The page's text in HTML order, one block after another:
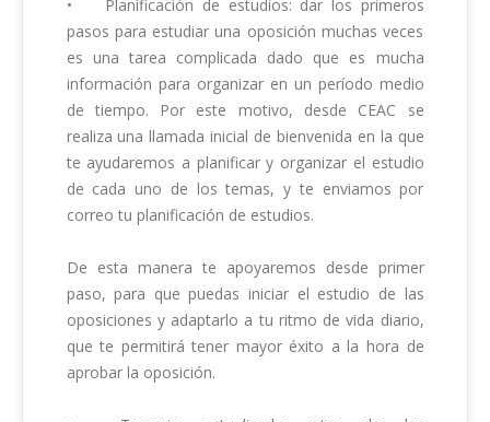
•	Planificación de estudios: dar los primeros
pasos para estudiar una oposición muchas veces
es una tarea complicada dado que es mucha
información para organizar en un período medio
de tiempo. Por este motivo, desde CEAC se
realiza una llamada inicial de bienvenida en la que
te ayudaremos a planificar y organizar el estudio
de cada uno de los temas, y te enviamos por
correo tu planificación de estudios.
De esta manera te apoyaremos desde primer
paso, para que puedas iniciar el estudio de las
oposiciones y adaptarlo a tu ritmo de vida diario,
que te permitirá tener mayor éxito a la hora de
aprobar la oposición.